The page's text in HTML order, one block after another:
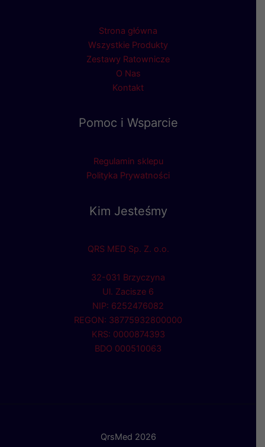
Strona główna
Wszystkie Produkty
Zestawy Ratownicze
O Nas
Kontakt
Pomoc i Wsparcie
Regulamin sklepu
Polityka Prywatności
Kim Jesteśmy
QRS MED Sp. Z. o.o.
32-031 Brzyczyna
Ul. Zacisze 6
NIP: 6252476082
REGON: 38775932800000
KRS: 0000874393
BDO 000510063
QrsMed 2026